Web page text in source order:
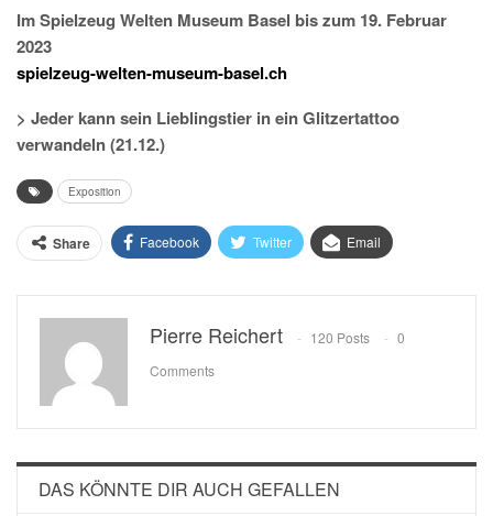
Im Spielzeug Welten Museum Basel bis zum 19. Februar
2023
spielzeug-welten-museum-basel.ch
> Jeder kann sein Lieblingstier in ein Glitzertattoo
verwandeln (21.12.)
Exposition
Share Facebook Twitter Email
Pierre Reichert 120 Posts
0
Comments
DAS KÖNNTE DIR AUCH GEFALLEN